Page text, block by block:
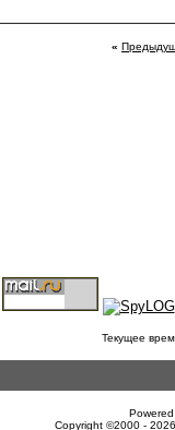
«
Текущее
Copyright ©2000 -